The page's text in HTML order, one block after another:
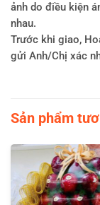
ảnh do điều kiện
nhau.
Trước khi giao,
gửi Anh/Chị xác
Chưa có đánh giá
Hãy là
Sản phẩm